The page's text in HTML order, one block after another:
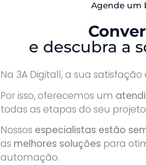
Agende um
e descubra a
Na 3A Digitall, a sua
Por isso, oferecemos um
todas as etapas do seu
Nossos especialistas estão
as melhores soluções para
automação.